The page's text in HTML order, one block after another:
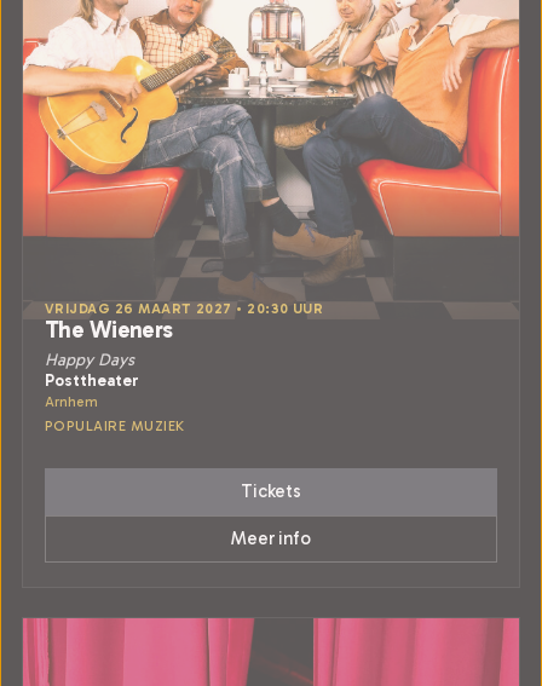
VRIJDAG 26 MAART 2027 • 20:30 UUR
The Wieners
Happy Days
Posttheater
Arnhem
POPULAIRE MUZIEK
Tickets
Meer info